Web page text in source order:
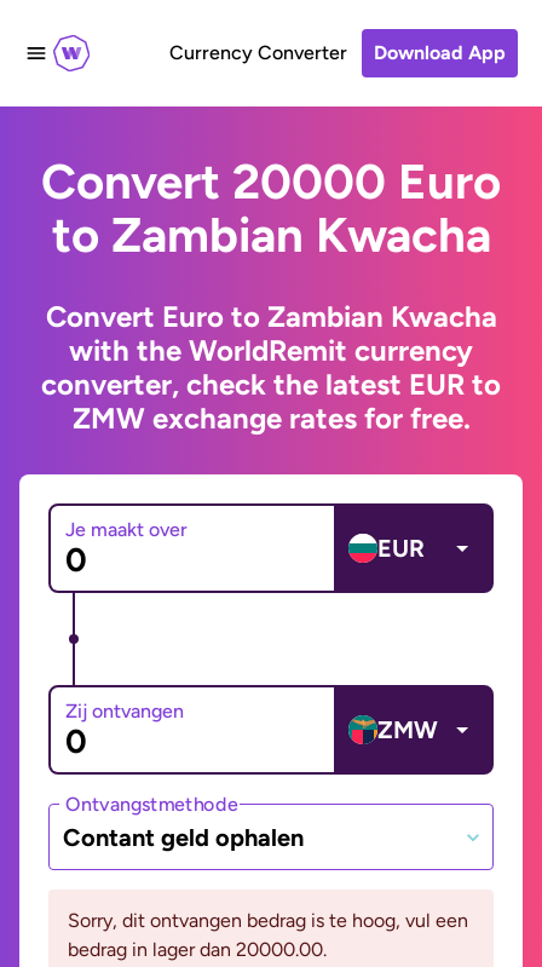
Currency Converter Download App
Convert 20000 Euro
to Zambian Kwacha
Convert Euro to Zambian Kwacha
with the WorldRemit currency
converter, check the latest EUR to
ZMW exchange rates for free.
Je maakt over
EUR
Zij ontvangen
ZMW
Ontvangstmethode
Contant geld ophalen
Sorry, dit ontvangen bedrag is te hoog, vul een
bedrag in lager dan 20000.00.